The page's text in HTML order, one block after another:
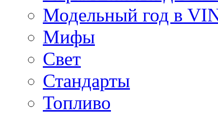
Модельный год в
Мифы
Свет
Стандарты
Топливо